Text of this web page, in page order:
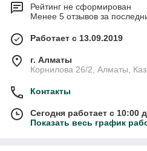
делится с любимой мягкой
чувствами. Наверняка, родители
отметить всевозможные
мягкой игрушки. Главным
качество исполнения мягкой
отнести материал и набивку.
например. Как-никак ребенок
прослужил относительно долго.
требованием безусловно
Рейтинг не сформирован
Менее 5 отзывов за
Работает с 13.09.2019
г. Алматы
Корнилова 26/2, Алматы,
Контакты
Сегодня работает с 10:00
Показать весь график